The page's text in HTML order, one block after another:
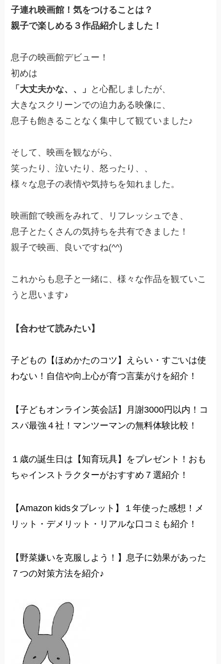
子連れ映画館！気をつけることは？
親子で楽しめる３作品紹介しました！
息子の映画館デビュー！
初めは
「大丈夫かな、、」
と心配しましたが、
大きなスクリーンでの迫力ある映像に、
息子も飽きることなく集中して観ていました♪
そして、映画を観ながら、
笑ったり、泣いたり、怒ったり、、
様々な息子の表情や気持ちを知れました。
映画館で映画をみれて、リフレッシュでき、
息子とたくさんの気持ちを共有できました！
親子で映画、良いですね(^^)
これからも息子と一緒に、様々な作品を観ていこ
うと思います♪
【合わせて読みたい】
子どもの【ほめかたのコツ】えらい・すごいは使
わない！自信や向上心が育つ言葉がけを紹介！
【子どもオンライン英会話】月謝3000円以内！コ
スパ最強４社！マンツーマンの無料体験比較！
１歳の誕生日は【知育玩具】をプレゼント！おも
ちゃインストラクターがおすすめ７選紹介！
【Amazon kidsタブレット】１年使った感想！メ
リット・デメリット・リアルな口コミも紹介！
【野菜嫌いを克服しよう！】息子に効果があった
７つの対策方法を紹介♪